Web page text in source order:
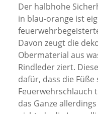
Der halbhohe
in blau-orange ist
Davon zeugt die
Obermaterial aus
Rindleder ziert.
dafür, dass die
Feuerwehrschlauch
das Ganze